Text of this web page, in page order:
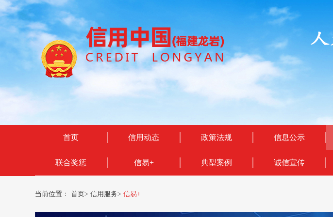
首页 信用动态 政策法规 信息公示
联合奖惩 信易+ 典型案例 诚信宣传
当前位置： 首页> 信用服务> 信易+